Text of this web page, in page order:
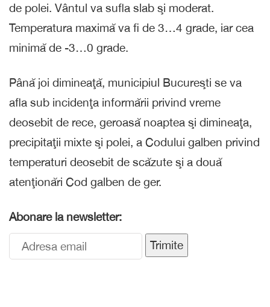
de polei. Vântul va sufla slab şi moderat.
Temperatura maximă va fi de 3…4 grade, iar cea
minimă de -3…0 grade.
Până joi dimineaţă, municipiul Bucureşti se va
afla sub incidenţa informării privind vreme
deosebit de rece, geroasă noaptea şi dimineaţa,
precipitaţii mixte şi polei, a Codului galben privind
temperaturi deosebit de scăzute şi a două
atenţionări Cod galben de ger.
Abonare la newsletter:
Trimite